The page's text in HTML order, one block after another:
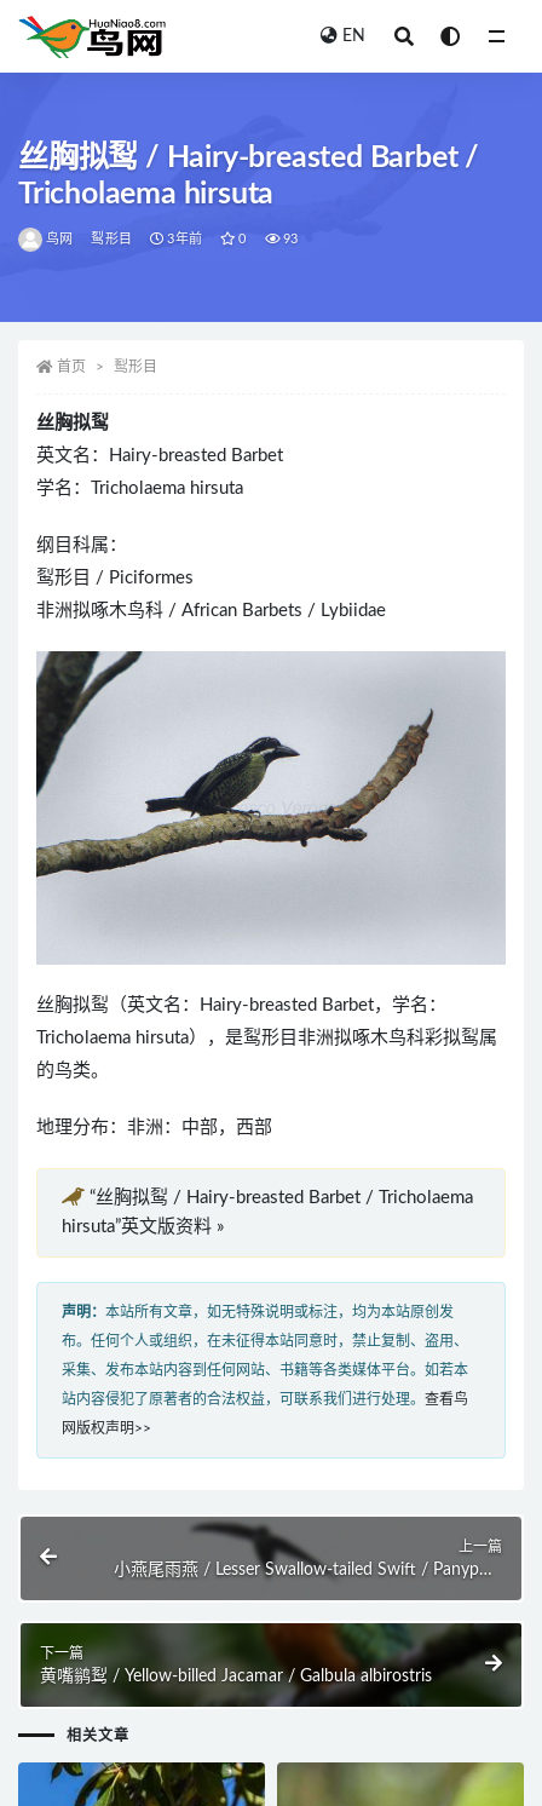
EN
丝胸拟䴕 / Hairy-breasted Barbet /
Tricholaema hirsuta
鸟网 䴕形目 3年前 0 93
首页 䴕形目
丝胸拟䴕
英文名：Hairy-breasted Barbet
学名：Tricholaema hirsuta
纲目科属：
䴕形目 / Piciformes
非洲拟啄木鸟科 / African Barbets / Lybiidae
丝胸拟䴕（英文名：Hairy-breasted Barbet，学名：
Tricholaema hirsuta），是䴕形目非洲拟啄木鸟科彩拟䴕属
的鸟类。
地理分布：非洲：中部，西部
“丝胸拟䴕 / Hairy-breasted Barbet / Tricholaema
hirsuta”英文版资料 »
声明： 本站所有文章，如无特殊说明或标注，均为本站原创发
布。任何个人或组织，在未征得本站同意时，禁止复制、盗用、
采集、发布本站内容到任何网站、书籍等各类媒体平台。如若本
站内容侵犯了原著者的合法权益，可联系我们进行处理。 查看鸟
网版权声明>>
上一篇
小燕尾雨燕 / Lesser Swallow-tailed Swift / Panyptila
下一篇
黄嘴鹟䴕 / Yellow-billed Jacamar / Galbula albirostris
相关文章